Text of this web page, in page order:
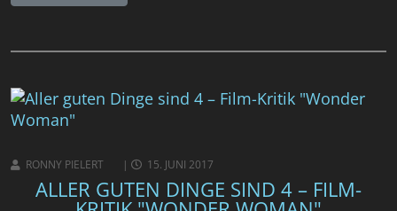
RONNY PIELERT 15. JUNI 2017
ALLER GUTEN DINGE SIND 4 – FILM-